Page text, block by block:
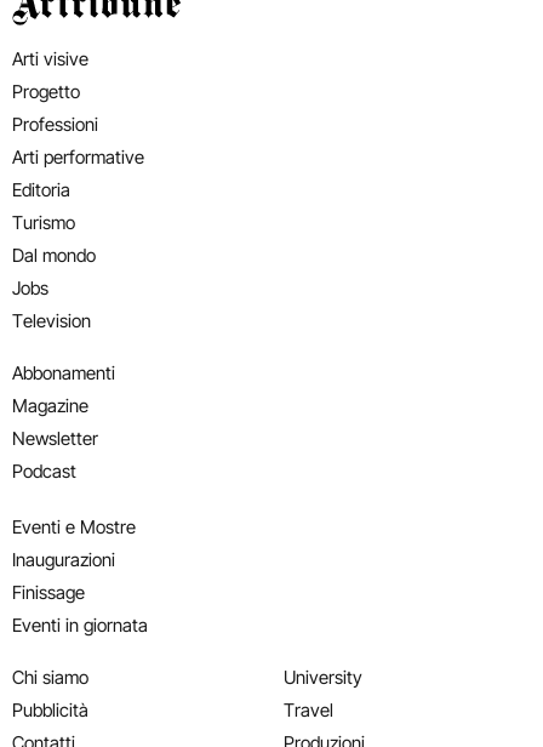
Arti visive
Progetto
Professioni
Arti performative
Editoria
Turismo
Dal mondo
Jobs
Television
Abbonamenti
Magazine
Newsletter
Podcast
Eventi e Mostre
Inaugurazioni
Finissage
Eventi in giornata
Chi siamo
Pubblicità
University
Travel